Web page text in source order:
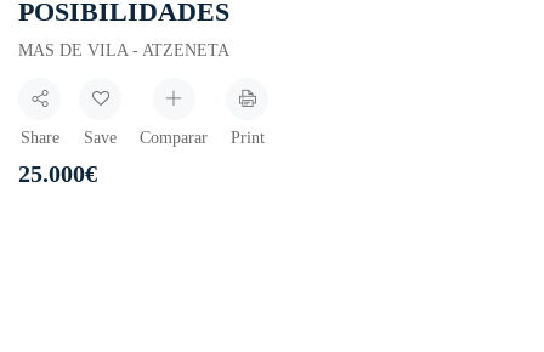
POSIBILIDADES
MAS DE VILA - ATZENETA
Share Save Comparar Print
25.000€